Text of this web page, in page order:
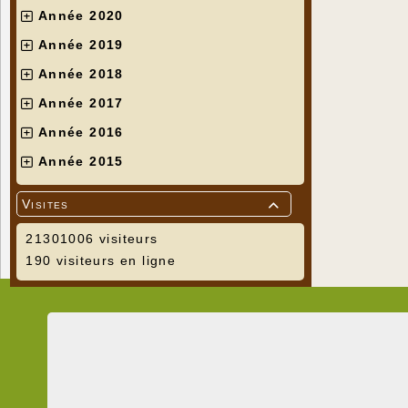
Année 2020
Année 2019
Année 2018
Année 2017
Année 2016
Année 2015

Visites
21301006 visiteurs
190 visiteurs en ligne